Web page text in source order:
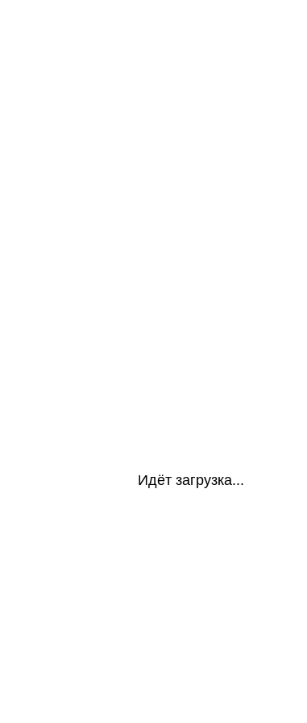
Идёт загрузка...